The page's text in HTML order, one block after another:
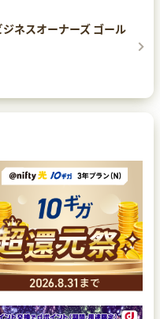
ネスオーナーズ ゴール